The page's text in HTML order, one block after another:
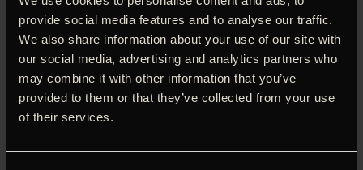
provide social media features and to analyse our traffic.
We also share information about your use of our site with
our social media, advertising and analytics partners who
may combine it with other information that you’ve
provided to them or that they’ve collected from your use
of their services.
fælles liv. Når kasser bliver åbnet og et liv bliver
gennemgået, vokser historien om deres kærlighed, og mor
og datter udvikler samtidig nye og tættere bånd. Sammen
opsøger de nye muligheder, som skal give håb og lyst til,
at livet skal gå videre. Alle, der har oplevet at miste nogen
de stod nær vil kunne genkende noget af sig selv i
Hannibals poetiske og sanselige film, hvor døden fylder